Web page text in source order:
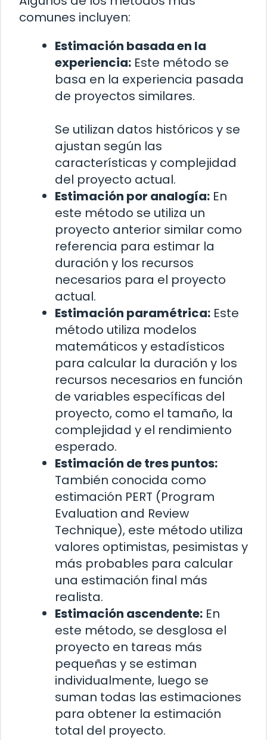
comunes incluyen:
Estimación basada en la
experiencia: Este método se
basa en la experiencia pasada
de proyectos similares.
Se utilizan datos históricos y se
ajustan según las
características y complejidad
del proyecto actual.
Estimación por analogía: En
este método se utiliza un
proyecto anterior similar como
referencia para estimar la
duración y los recursos
necesarios para el proyecto
actual.
Estimación paramétrica: Este
método utiliza modelos
matemáticos y estadísticos
para calcular la duración y los
recursos necesarios en función
de variables específicas del
proyecto, como el tamaño, la
complejidad y el rendimiento
esperado.
Estimación de tres puntos:
También conocida como
estimación PERT (Program
Evaluation and Review
Technique), este método utiliza
valores optimistas, pesimistas y
más probables para calcular
una estimación final más
realista.
Estimación ascendente: En
este método, se desglosa el
proyecto en tareas más
pequeñas y se estiman
individualmente, luego se
suman todas las estimaciones
para obtener la estimación
total del proyecto.